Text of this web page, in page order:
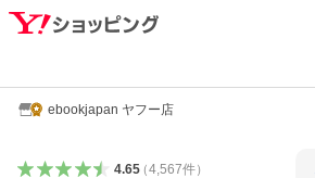
ebookjapan ヤフー店
4.65（4,567件）